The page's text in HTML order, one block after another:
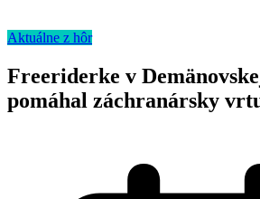
Aktuálne z hôr
Freeriderke v
pomáhal záchranársky